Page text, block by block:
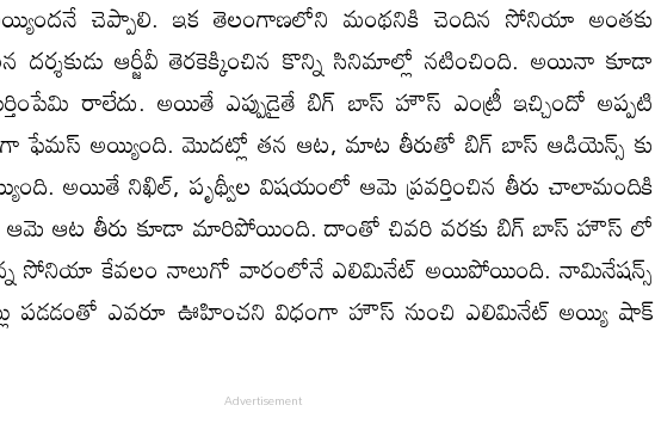
చెప్పాలి. ఇక తెలంగాణలోని మంథనికి చెందిన సోనియా అంతకు
దర్శకుడు ఆర్జీవీ తెరకెక్కించిన కొన్ని సినిమాల్లో నటించింది. అయినా కూడా
రాలేదు. అయితే ఎప్పుడైతే బిగ్ బాస్ హౌస్ ఎంట్రీ ఇచ్చిందో అప్పటి
ఫేమస్ అయ్యింది. మొదట్లో తన ఆట, మాట తీరుతో బిగ్ బాస్ ఆడియెన్స్ కు
అయితే నిఖిల్, పృథ్వీల విషయంలో ఆమె ప్రవర్తించిన తీరు చాలామందికి
ఆమె ఆట తీరు కూడా మారిపోయింది. దాంతో చివరి వరకు బిగ్ బాస్ హౌస్ లో
సోనియా కేవలం నాలుగో వారంలోనే ఎలిమినేట్ అయిపోయింది. నామినేషన్స్
పడడంతో ఎవరూ ఊహించని విధంగా హౌస్ నుంచి ఎలిమినేట్ అయ్యి షాక్